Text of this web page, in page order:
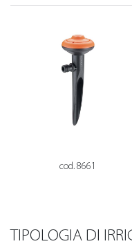
cod. 8661
TIPOLOGIA DI